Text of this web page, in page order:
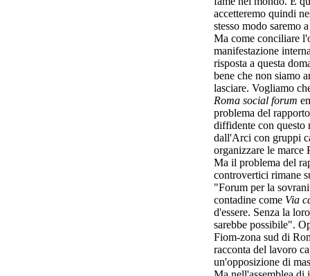
accetteremo quindi
stesso modo saremo
Ma come conciliare
manifestazione
risposta a questa
bene che non siamo
lasciare. Vogliamo
Roma social forum
problema del
diffidente con
dall'Arci con gruppi
organizzare le marce
Ma il problema del
controvertici rimane
"Forum per la
contadine come Via
d'essere. Senza la
sarebbe possibile".
Fiom-zona sud di
racconta del lavoro
un'opposizione di